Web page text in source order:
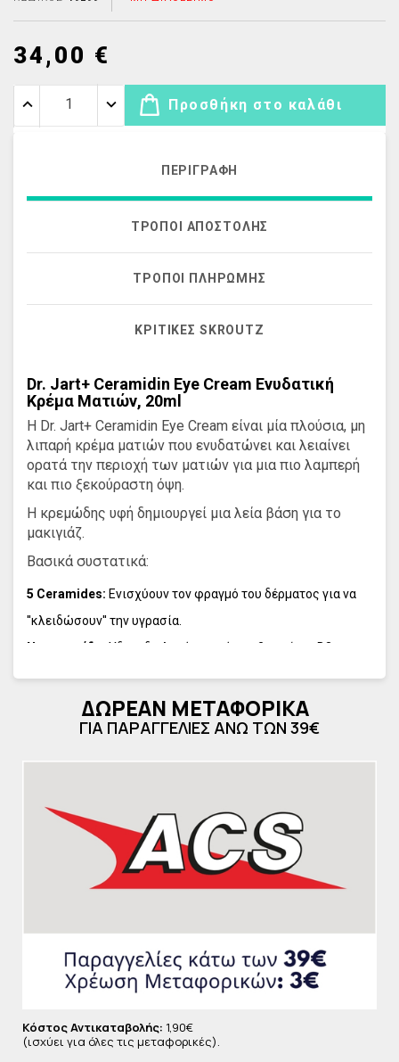
34,00 €
Προσθήκη στο καλάθι
ΠΕΡΙΓΡΑΦΉ
ΤΡΌΠΟΙ ΑΠΟΣΤΟΛΉΣ
ΤΡΌΠΟΙ ΠΛΗΡΩΜΉΣ
ΚΡΙΤΙΚΈΣ SKROUTZ
Dr. Jart+ Ceramidin Eye Cream Ενυδατική
Κρέμα Ματιών, 20ml
Η Dr. Jart+ Ceramidin Eye Cream είναι μία πλούσια, μη
λιπαρή κρέμα ματιών που ενυδατώνει και λειαίνει
ορατά την περιοχή των ματιών για μια πιο λαμπερή
και πιο ξεκούραστη όψη.
Η κρεμώδης υφή δημιουργεί μια λεία βάση για το
μακιγιάζ.
Βασικά συστατικά:
5 Ceramides: Ενισχύουν τον φραγμό του δέρματος για να
''κλειδώσουν'' την υγρασία.
Νιασιναμίδη:
Υδατοδιαλυτή μορφή της βιταμίνης Β3 που
Γλυκερίνη:Ενυδατώνει το δέρμα.
Squalene:Ενυδατώνει το δέρμα.
ΔΩΡΕΑΝ ΜΕΤΑΦΟΡΙΚΑ
ΓΙΑ ΠΑΡΑΓΓΕΛΙΕΣ ΑΝΩ ΤΩΝ 39€
Κόστος Αντικαταβολής: 1,90€
(ισχύει για όλες τις μεταφορικές).